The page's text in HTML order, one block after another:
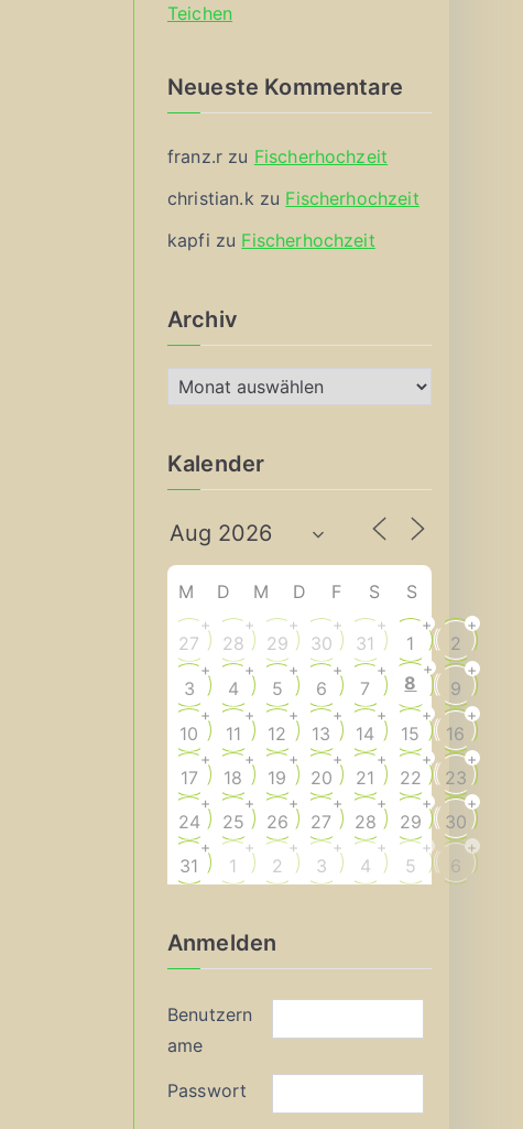
Teichen
Neueste Kommentare
franz.r zu Fischerhochzeit
christian.k zu Fischerhochzeit
kapfi zu Fischerhochzeit
Archiv
r
h
v
Kalender
M D M D F S S
27
+
28
+
29
+
30
+
31
+
1
+
2
+
3
+
4
+
5
+
6
+
7
+
8
+
9
+
10
+
11
+
12
+
13
+
14
+
15
+
16
+
17
+
18
+
19
+
20
+
21
+
22
+
23
+
24
+
25
+
26
+
27
+
28
+
29
+
30
+
31
+
1
+
2
+
3
+
4
+
5
+
6
+
Anmelden
Benutzern
ame
Passwort